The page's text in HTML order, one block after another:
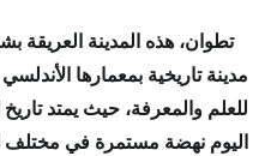
تطوان، هذه المدينة
مدينة تاريخية بمعمارها
للعلم والمعرفة، حيث يمتد
اليوم نهضة مستمرة في مختلف